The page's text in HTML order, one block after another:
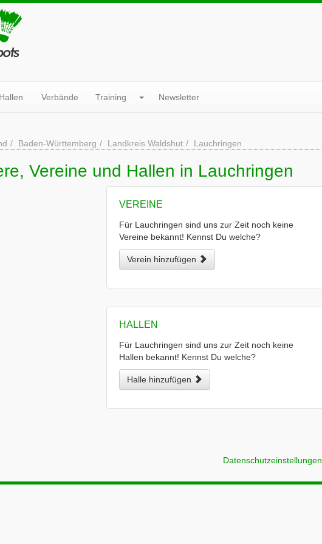
Hallen Verbände Training Newsletter
Baden-Württemberg Landkreis Waldshut Lauchringen
Vereine und Hallen in Lauchringen
VEREINE
Für Lauchringen sind uns zur Zeit noch keine
Vereine bekannt! Kennst Du welche?
Verein hinzufügen
HALLEN
Für Lauchringen sind uns zur Zeit noch keine
Hallen bekannt! Kennst Du welche?
Halle hinzufügen
Datenschutzeinstellungen